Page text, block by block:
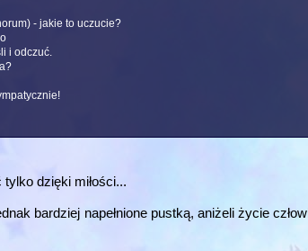
- jakie to uczucie?
i odczuć.
dzięki miłości...
bardziej napełnione pustką, aniżeli życie